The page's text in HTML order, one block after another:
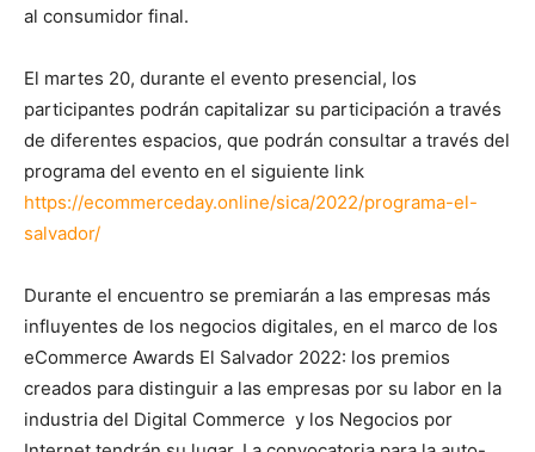
al consumidor final.
El martes 20, durante el evento presencial, los
participantes podrán capitalizar su participación a través
de diferentes espacios, que podrán consultar a través del
programa del evento en el siguiente link
https://ecommerceday.online/sica/2022/programa-el-
salvador/
Durante el encuentro se premiarán a las empresas más
influyentes de los negocios digitales, en el marco de los
eCommerce Awards El Salvador 2022: los premios
creados para distinguir a las empresas por su labor en la
industria del Digital Commerce y los Negocios por